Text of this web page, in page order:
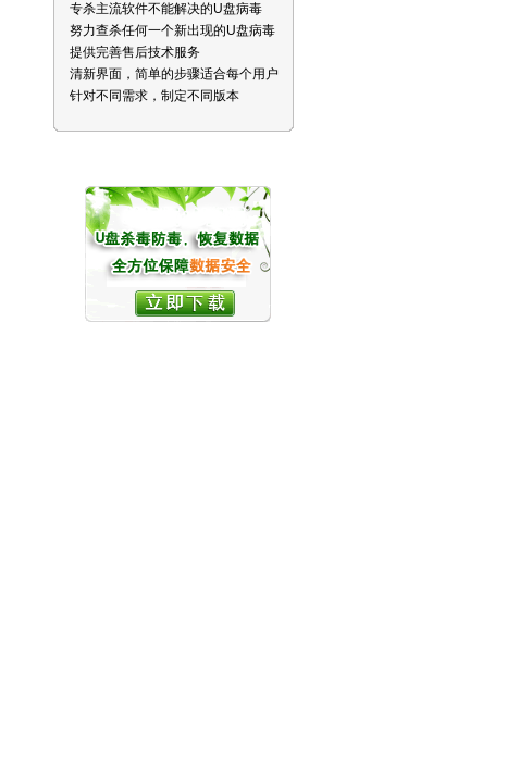
专杀主流软件不能解决的U盘病毒
努力查杀任何一个新出现的U盘病毒
提供完善售后技术服务
清新界面，简单的步骤适合每个用户
针对不同需求，制定不同版本